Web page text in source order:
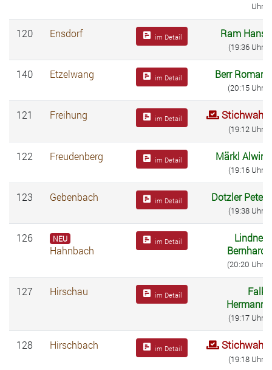
Uhr)
120 Ensdorf im Detail Ram Hans
(19:36 Uhr)
140 Etzelwang im Detail Berr Roman
(20:15 Uhr)
121 Freihung im Detail Stichwahl
(19:12 Uhr)
122 Freudenberg im Detail Märkl Alwin
(19:16 Uhr)
123 Gebenbach im Detail Dotzler Peter
(19:38 Uhr)
126 NEU
Hahnbach
im Detail
Lindner
Bernhard
(20:20 Uhr)
127 Hirschau im Detail
Falk
Hermann
(19:17 Uhr)
128 Hirschbach im Detail Stichwahl
(19:18 Uhr)